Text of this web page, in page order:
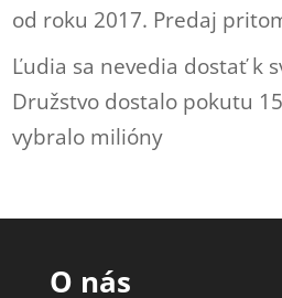
od roku 2017. Predaj
Ľudia sa nevedia dostať k
Družstvo dostalo pokutu
vybralo milióny
O nás